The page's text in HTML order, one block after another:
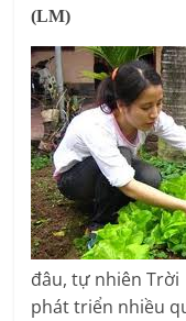
(LM)
đâu, tự nhiên
phát triển nhiều